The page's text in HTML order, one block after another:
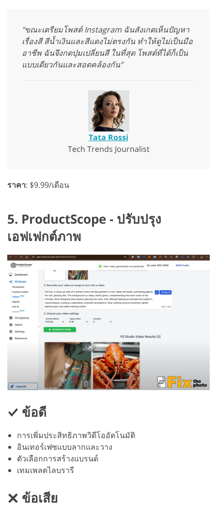
“ขณะเตรียมโพสต์ Instagram ฉันสังเกตเห็นปัญหา
เรื่องสี สีน้ำเงินและสีแดงไม่ตรงกัน ทำให้ดูไม่เป็นมือ
อาชีพ ฉันจึงกดปุ่มเปลี่ยนสี ในที่สุด โพสต์ที่ได้ก็เป็น
แบบเดียวกันและสอดคล้องกัน”
Tata Rossi
Tech Trends Journalist
ราคา: $9.99/เดือน
5. ProductScope - ปรับปรุง
เอฟเฟกต์ภาพ
ข้อดี
การเพิ่มประสิทธิภาพวิดีโออัตโนมัติ
อินเทอร์เฟซแบบลากและวาง
ตัวเลือกการสร้างแบรนด์
เทมเพลตไลบรารี
ข้อเสีย